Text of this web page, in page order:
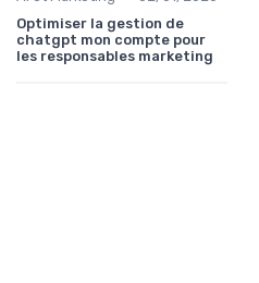
Optimiser la gestion de
chatgpt mon compte pour
les responsables marketing